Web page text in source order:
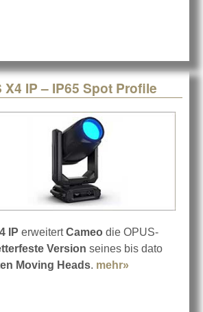
X4 IP – IP65 Spot Profile
IP erweitertCameo die OPUS-
Version seines bis dato
Moving Heads. mehr»